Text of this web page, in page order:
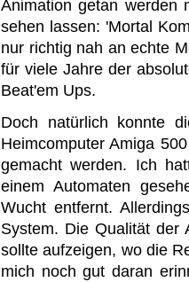
Animation getan werden
sehen lassen: 'Mortal
nur richtig nah an echte
für viele Jahre der
Beat'em Ups.
Doch natürlich konnte
Heimcomputer Amiga
gemacht werden. Ich
einem Automaten
Wucht entfernt.
System. Die Qualität der
sollte aufzeigen, wo die
mich noch gut daran